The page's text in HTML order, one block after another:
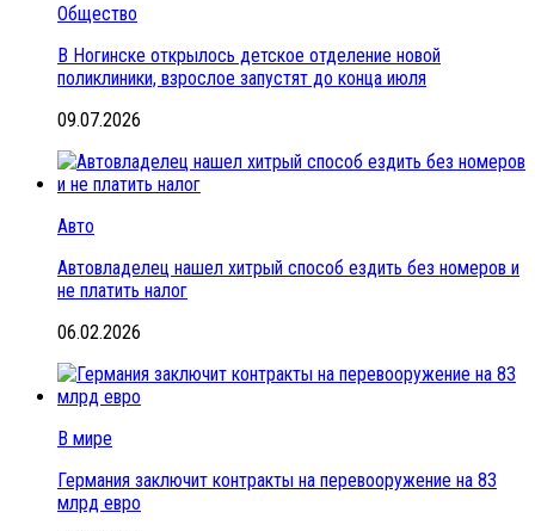
Общество
В Ногинске открылось детское отделение новой
поликлиники, взрослое запустят до конца июля
09.07.2026
Авто
Автовладелец нашел хитрый способ ездить без номеров и
не платить налог
06.02.2026
В мире
Германия заключит контракты на перевооружение на 83
млрд евро